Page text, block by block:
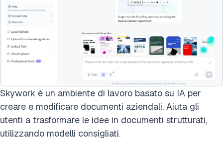
Skywork è un ambiente di lavoro basato su IA per
creare e modificare documenti aziendali. Aiuta gli
utenti a trasformare le idee in documenti strutturati,
utilizzando modelli consigliati.